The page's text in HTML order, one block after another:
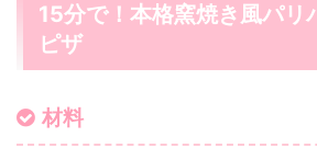
15分で！本格窯焼き風パリ
ピザ
材料